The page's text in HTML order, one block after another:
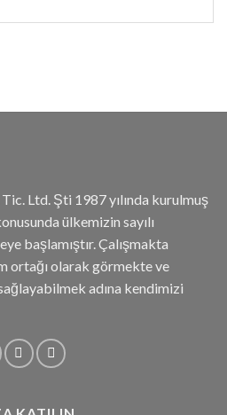
Ltd. Şti 1987 yılında kurulmuş
ülkemizin sayılı
başlamıştır. Çalışmakta
ortağı olarak görmekte ve
adına kendimizi